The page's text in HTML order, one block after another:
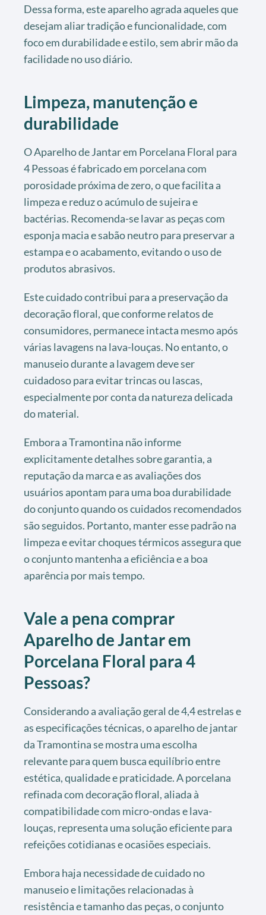
Dessa forma, este aparelho agrada aqueles que
desejam aliar tradição e funcionalidade, com
foco em durabilidade e estilo, sem abrir mão da
facilidade no uso diário.
Limpeza, manutenção e
durabilidade
O Aparelho de Jantar em Porcelana Floral para
4 Pessoas é fabricado em porcelana com
porosidade próxima de zero, o que facilita a
limpeza e reduz o acúmulo de sujeira e
bactérias. Recomenda-se lavar as peças com
esponja macia e sabão neutro para preservar a
estampa e o acabamento, evitando o uso de
produtos abrasivos.
Este cuidado contribui para a preservação da
decoração floral, que conforme relatos de
consumidores, permanece intacta mesmo após
várias lavagens na lava-louças. No entanto, o
manuseio durante a lavagem deve ser
cuidadoso para evitar trincas ou lascas,
especialmente por conta da natureza delicada
do material.
Embora a Tramontina não informe
explicitamente detalhes sobre garantia, a
reputação da marca e as avaliações dos
usuários apontam para uma boa durabilidade
do conjunto quando os cuidados recomendados
são seguidos. Portanto, manter esse padrão na
limpeza e evitar choques térmicos assegura que
o conjunto mantenha a eficiência e a boa
aparência por mais tempo.
Vale a pena comprar
Aparelho de Jantar em
Porcelana Floral para 4
Pessoas?
Considerando a avaliação geral de 4,4 estrelas e
as especificações técnicas, o aparelho de jantar
da Tramontina se mostra uma escolha
relevante para quem busca equilíbrio entre
estética, qualidade e praticidade. A porcelana
refinada com decoração floral, aliada à
compatibilidade com micro-ondas e lava-
louças, representa uma solução eficiente para
refeições cotidianas e ocasiões especiais.
Embora haja necessidade de cuidado no
manuseio e limitações relacionadas à
resistência e tamanho das peças, o conjunto